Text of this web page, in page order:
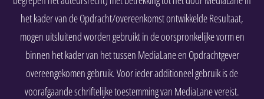
het kader van de Opdracht/overeenkomst ontwikkelde Resultaat,
mogen uitsluitend worden gebruikt in de oorspronkelijke vorm en
binnen het kader van het tussen MediaLane en Opdrachtgever
overeengekomen gebruik. Voor ieder additioneel gebruik is de
voorafgaande schriftelijke toestemming van MediaLane vereist.